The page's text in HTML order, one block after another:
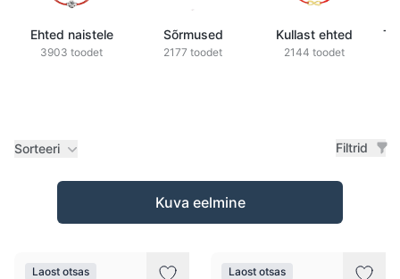
Ehted naistele
3903 toodet
Sõrmused
2177 toodet
Kullast ehted
2144 toodet
Sorteeri Filtrid
Tooted
Kuva eelmine
Laost otsas Laost otsas